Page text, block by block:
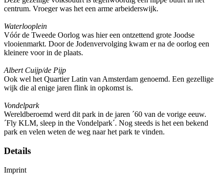
centrum. Vroeger was het een arme arbeiderswijk.
Waterlooplein
Vóór de Tweede Oorlog was hier een ontzettend grote Joodse
vlooienmarkt. Door de Jodenvervolging kwam er na de oorlog een
kleinere voor in de plaats.
Albert Cuijp/de Pijp
Ook wel het Quartier Latin van Amsterdam genoemd. Een gezellige
wijk die al enige jaren flink in opkomst is.
Vondelpark
Wereldberoemd werd dit park in de jaren ´60 van de vorige eeuw.
´Fly KLM, sleep in the Vondelpark´. Nog steeds is het een bekend
park en velen weten de weg naar het park te vinden.
Details
Imprint